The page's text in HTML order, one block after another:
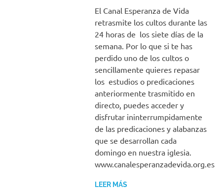
El Canal Esperanza de Vida
retrasmite los cultos durante las
24 horas de los siete días de la
semana. Por lo que si te has
perdido uno de los cultos o
sencillamente quieres repasar
los estudios o predicaciones
anteriormente trasmitido en
directo, puedes acceder y
disfrutar ininterrumpidamente
de las predicaciones y alabanzas
que se desarrollan cada
domingo en nuestra iglesia.
www.canalesperanzadevida.org.es
LEER MÁS